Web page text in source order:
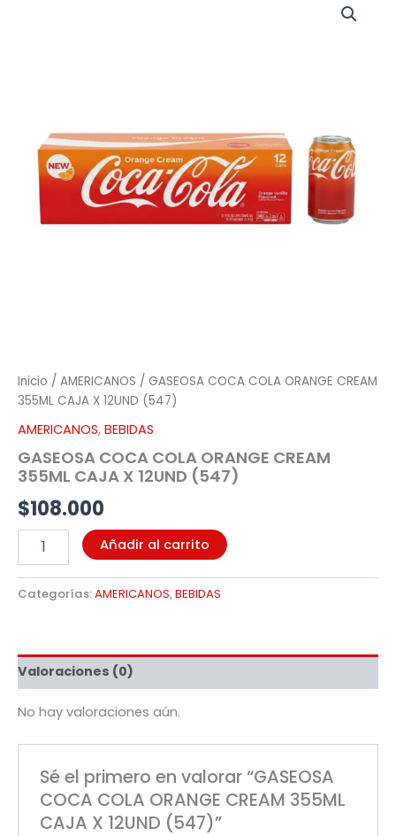
Inicio / AMERICANOS / GASEOSA COCA COLA ORANGE CREAM
355ML CAJA X 12UND (547)
AMERICANOS, BEBIDAS
GASEOSA COCA COLA ORANGE CREAM
355ML CAJA X 12UND (547)
$108.000
12UND
(547)
cantidad
Añadir al carrito
Categorías:AMERICANOS,BEBIDAS
Valoraciones (0)
No hay valoraciones aún.
Sé el primero en valorar “GASEOSA
COCA COLA ORANGE CREAM 355ML
CAJA X 12UND (547)”